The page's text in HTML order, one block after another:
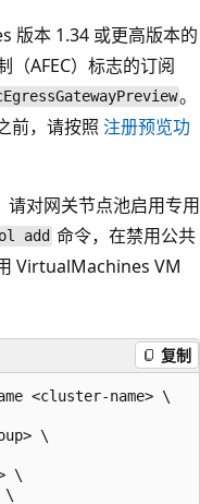
版本 1.34 或更高版本的
（AFEC）标志的订阅
。
前，请按照 注册预览功
对网关节点池启用专用
add 命令，在禁用公共
VirtualMachines VM
复制
<cluster-name> \
\
\
\